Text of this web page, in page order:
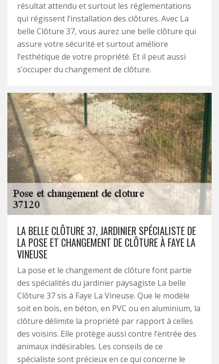
résultat attendu et surtout les réglementations
qui régissent l’installation des clôtures. Avec La
belle Clôture 37, vous aurez une belle clôture qui
assure votre sécurité et surtout améliore
l’esthétique de votre propriété. Et il peut aussi
s’occuper du changement de clôture.
LA BELLE CLÔTURE 37, JARDINIER SPÉCIALISTE DE
LA POSE ET CHANGEMENT DE CLÔTURE À FAYE LA
VINEUSE
La pose et le changement de clôture font partie
des spécialités du jardinier paysagiste La belle
Clôture 37 sis à Faye La Vineuse. Que le modèle
soit en bois, en béton, en PVC ou en aluminium, la
clôture délimite la propriété par rapport à celles
des voisins. Elle protège aussi contre l’entrée des
animaux indésirables. Les conseils de ce
spécialiste sont précieux en ce qui concerne le